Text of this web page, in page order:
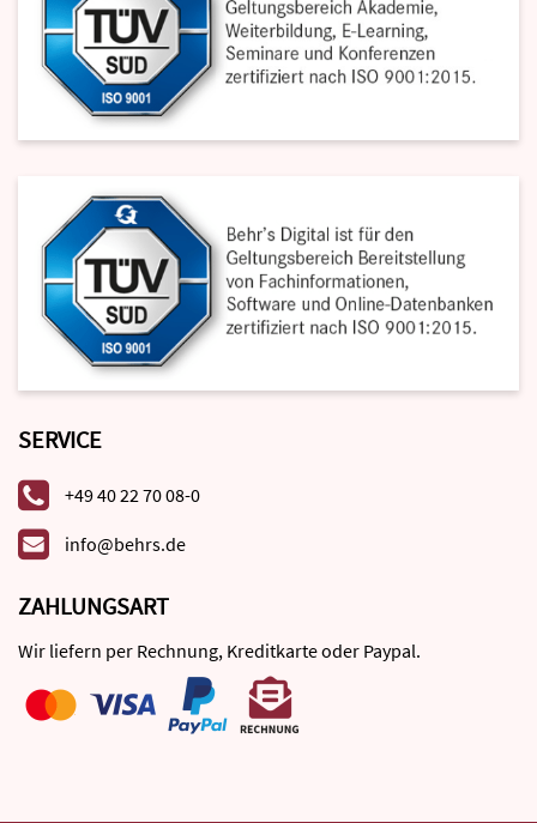
SERVICE
+49 40 22 70 08-0
info@behrs.de
ZAHLUNGSART
Wir liefern per Rechnung, Kreditkarte oder Paypal.